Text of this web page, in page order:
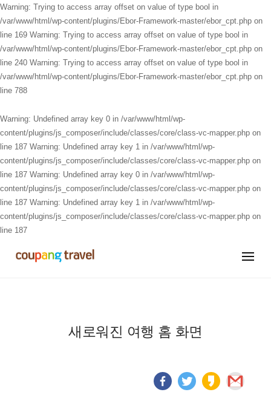
Warning: Trying to access array offset on value of type bool in
/var/www/html/wp-content/plugins/Ebor-Framework-master/ebor_cpt.php on
line 169 Warning: Trying to access array offset on value of type bool in
/var/www/html/wp-content/plugins/Ebor-Framework-master/ebor_cpt.php on
line 240 Warning: Trying to access array offset on value of type bool in
/var/www/html/wp-content/plugins/Ebor-Framework-master/ebor_cpt.php on
line 788
Warning: Undefined array key 0 in /var/www/html/wp-
content/plugins/js_composer/include/classes/core/class-vc-mapper.php on
line 187 Warning: Undefined array key 1 in /var/www/html/wp-
content/plugins/js_composer/include/classes/core/class-vc-mapper.php on
line 187 Warning: Undefined array key 0 in /var/www/html/wp-
content/plugins/js_composer/include/classes/core/class-vc-mapper.php on
line 187 Warning: Undefined array key 1 in /var/www/html/wp-
content/plugins/js_composer/include/classes/core/class-vc-mapper.php on
line 187
새로워진 여행 홈 화면